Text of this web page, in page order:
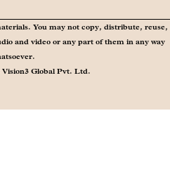
You may not copy, distribute, reuse,
and video or any part of them in any way
Global Pvt. Ltd.